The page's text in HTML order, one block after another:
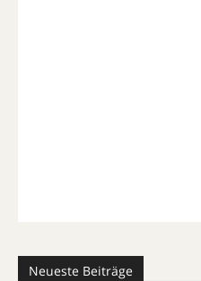
Neueste Beiträge